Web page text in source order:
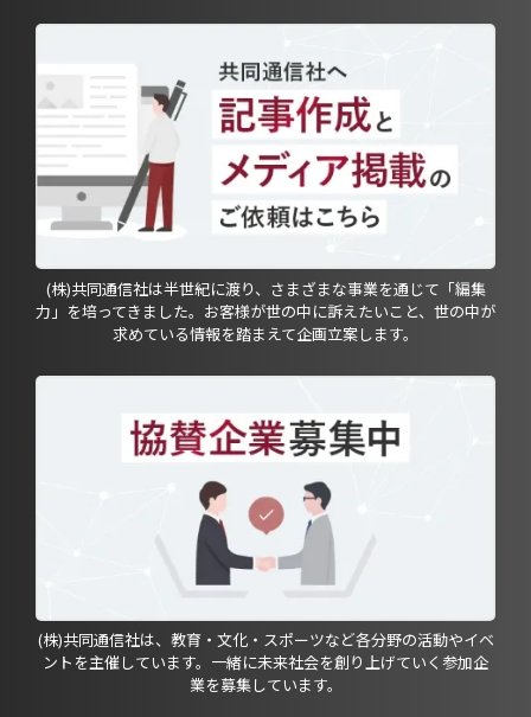
(株)共同通信社は半世紀に渡り、さまざまな事業を通じて「編集
力」を培ってきました。お客様が世の中に訴えたいこと、世の中が
求めている情報を踏まえて企画立案します。
(株)共同通信社は、教育・文化・スポーツなど各分野の活動やイベ
ントを主催しています。一緒に未来社会を創り上げていく参加企
業を募集しています。